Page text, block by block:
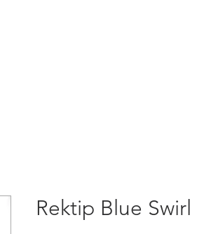
Rektip Blue Swirl